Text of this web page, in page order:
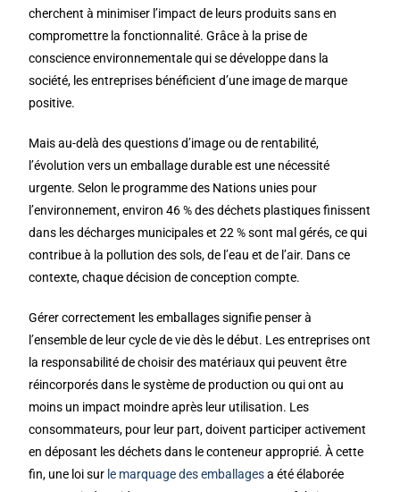
cherchent à minimiser l’impact de leurs produits sans en
compromettre la fonctionnalité. Grâce à la prise de
conscience environnementale qui se développe dans la
société, les entreprises bénéficient d’une image de marque
positive.
Mais au-delà des questions d’image ou de rentabilité,
l’évolution vers un emballage durable est une nécessité
urgente. Selon le programme des Nations unies pour
l’environnement, environ 46 % des déchets plastiques finissent
dans les décharges municipales et 22 % sont mal gérés, ce qui
contribue à la pollution des sols, de l’eau et de l’air. Dans ce
contexte, chaque décision de conception compte.
Gérer correctement les emballages signifie penser à
l’ensemble de leur cycle de vie dès le début. Les entreprises ont
la responsabilité de choisir des matériaux qui peuvent être
réincorporés dans le système de production ou qui ont au
moins un impact moindre après leur utilisation. Les
consommateurs, pour leur part, doivent participer activement
en déposant les déchets dans le conteneur approprié. À cette
fin, une loi sur le marquage des emballagesa été élaborée